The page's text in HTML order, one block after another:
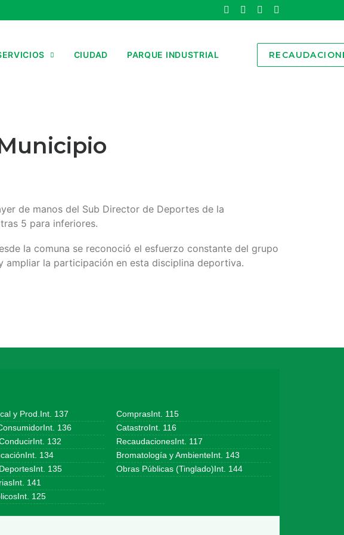
CIUDAD PARQUE INDUSTRIAL
de manos del Sub Director de Deportes de la
5 para inferiores.
la comuna se reconoció el esfuerzo constante del grupo
ampliar la participación en esta disciplina deportiva.
y Prod.Int. 137
136
132
134
135
141
125
ComprasInt. 115
CatastroInt. 116
RecaudacionesInt. 117
Bromatología y AmbienteInt. 143
Obras Públicas (Tinglado)Int. 144